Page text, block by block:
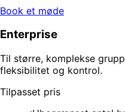
Book et møde
Enterprise
Til større, komplekse
fleksibilitet og kontrol.
Tilpasset pris